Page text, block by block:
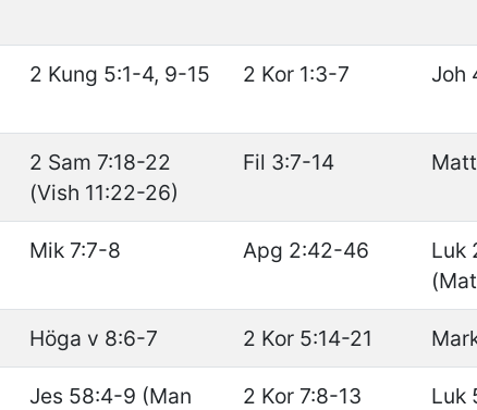
2 Kung 5:1-4, 9-15 2 Kor 1:3-7 Joh
2 Sam 7:18-22
(Vish 11:22-26)
Fil 3:7-14
Mik 7:7-8 Apg 2:42-46
Luk
Höga v 8:6-7 2 Kor 5:14-21
Jes 58:4-9 (Man
2 Kor 7:8-13 Luk